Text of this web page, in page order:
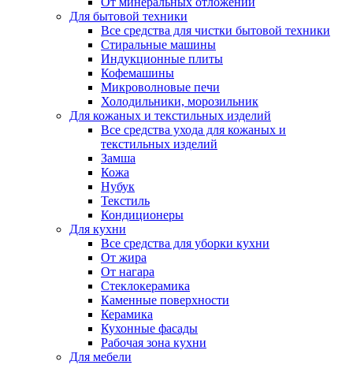
Для бытовой техники
Все средства для чистки бытовой техники
Стиральные машины
Индукционные плиты
Кофемашины
Микроволновые печи
Холодильники, морозильник
Для кожаных и текстильных изделий
Все средства ухода для кожаных и
текстильных изделий
Замша
Кожа
Нубук
Текстиль
Кондиционеры
Для кухни
Все средства для уборки кухни
От жира
От нагара
Стеклокерамика
Каменные поверхности
Керамика
Кухонные фасады
Рабочая зона кухни
Для мебели